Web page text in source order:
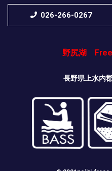
026-266-0267
野尻湖
長野県上水内